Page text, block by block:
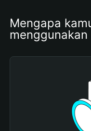
Mengapa
menggunakan